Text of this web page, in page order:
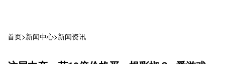
首页>新闻中心>新闻资讯